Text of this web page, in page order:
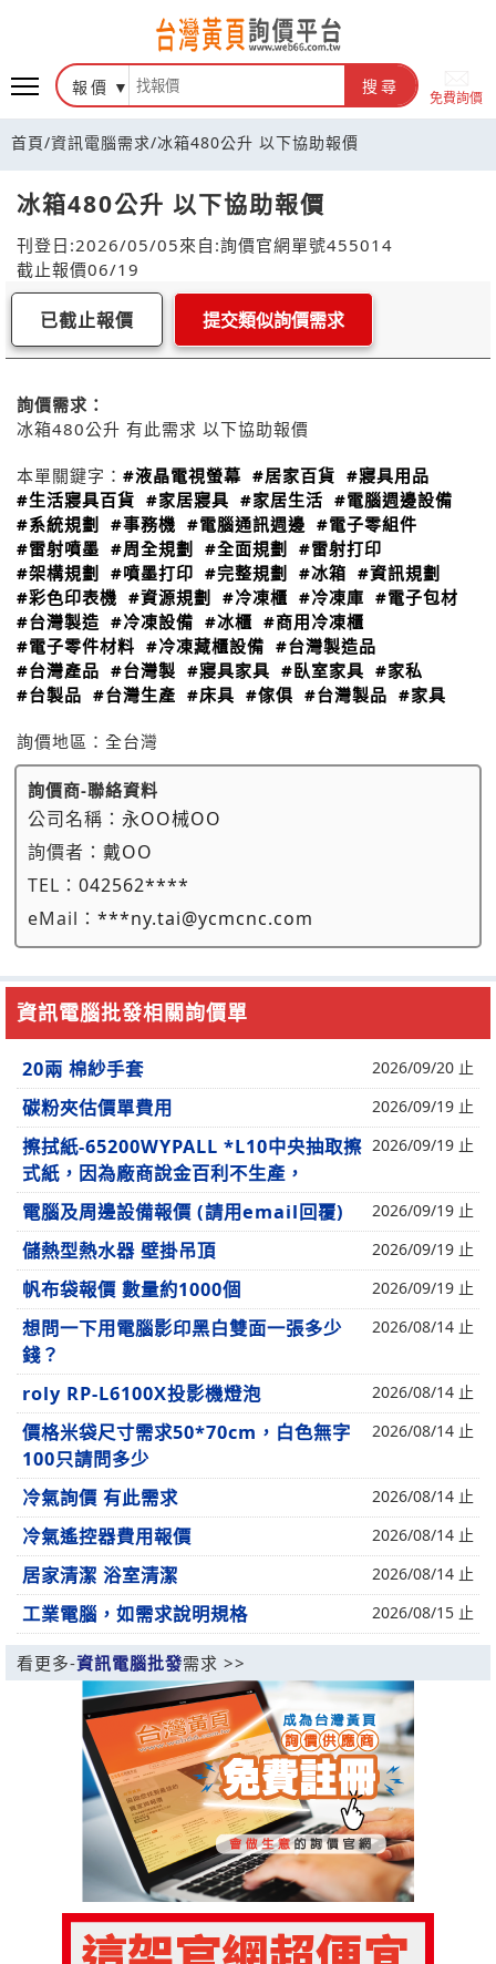
報價 搜尋
免費詢價
首頁/資訊電腦需求/冰箱480公升 以下協助報價
冰箱480公升 以下協助報價
刊登日:2026/05/05來自:詢價官網單號455014
截止報價06/19
已截止報價 提交類似詢價需求
詢價需求：
冰箱480公升 有此需求 以下協助報價
本單關鍵字： #液晶電視螢幕 #居家百貨 #寢具用品
#生活寢具百貨 #家居寢具 #家居生活 #電腦週邊設備
#系統規劃
#事務機 #電腦通訊週邊 #電子零組件
#雷射噴墨 #周全規劃 #全面規劃
#雷射打印
#架構規劃
#噴墨打印 #完整規劃 #冰箱 #資訊規劃
#彩色印表機 #資源規劃 #冷凍櫃 #冷凍庫 #電子包材
#台灣製造 #冷凍設備 #冰櫃 #商用冷凍櫃
#電子零件材料 #冷凍藏櫃設備 #台灣製造品
#台灣產品 #台灣製 #寢具家具 #臥室家具 #家私
#台製品 #台灣生產 #床具 #傢俱 #台灣製品 #家具
詢價地區： 全台灣
詢價商-聯絡資料
公司名稱： 永OO械OO
詢價者： 戴OO
TEL： 042562****
eMail： ***ny.tai@ycmcnc.com
資訊電腦批發相關詢價單
20兩 棉紗手套 2026/09/20 止
碳粉夾估價單費用 2026/09/19 止
擦拭紙-65200WYPALL *L10中央抽取擦
式紙，因為廠商說金百利不生產，
2026/09/19 止
電腦及周邊設備報價 (請用email回覆) 2026/09/19 止
儲熱型熱水器 壁掛吊頂 2026/09/19 止
帆布袋報價 數量約1000個 2026/09/19 止
想問一下用電腦影印黑白雙面一張多少
錢？
2026/08/14 止
roly RP-L6100X投影機燈泡 2026/08/14 止
價格米袋尺寸需求50*70cm，白色無字
100只請問多少
2026/08/14 止
冷氣詢價 有此需求 2026/08/14 止
冷氣遙控器費用報價 2026/08/14 止
居家清潔 浴室清潔 2026/08/14 止
工業電腦，如需求說明規格 2026/08/15 止
看更多-資訊電腦批發需求 >>